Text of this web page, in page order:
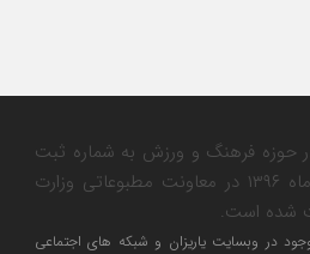
در حوزه فرهنگ و ورزش به شماره ثبت
۷۹۷۶۰ در تاریخ ۲۳ مرداد ماه ۱۳۹۶ در معاونت مطبوعاتی وزارت
شده است.
در وبسایت یاریزان و شبکه های اجتماعی